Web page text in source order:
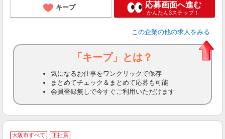
キープ 応募画面へ進む
かんたん3ステップ！
この企業の他の求人をみる
「キープ」とは？
気になるお仕事をワンクリックで保存
まとめてチェック＆まとめて応募も可能
会員登録無しで今すぐご利用いただけます
大阪市すべて 正社員